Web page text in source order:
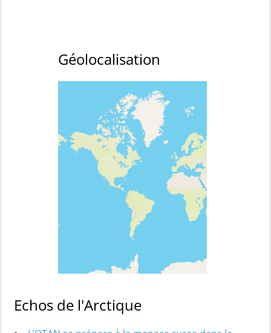
Géolocalisation
Echos de l'Arctique